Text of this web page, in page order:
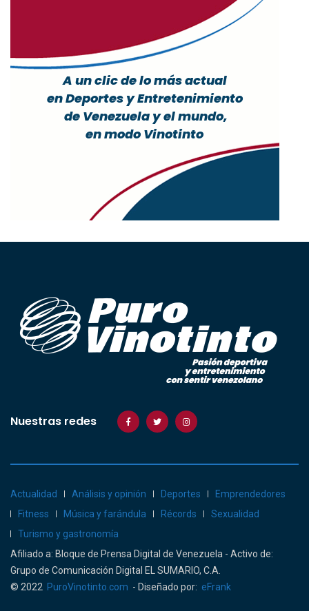
Nuestras redes
Actualidad Análisis y opinión Deportes
Emprendedores
Fitness
Música y farándula Récords
Sexualidad
Turismo y gastronomía
Afiliado a: Bloque de Prensa Digital de Venezuela - Activo de:
Grupo de Comunicación Digital EL SUMARIO, C.A.
© 2022 PuroVinotinto.com - Diseñado por: eFrank